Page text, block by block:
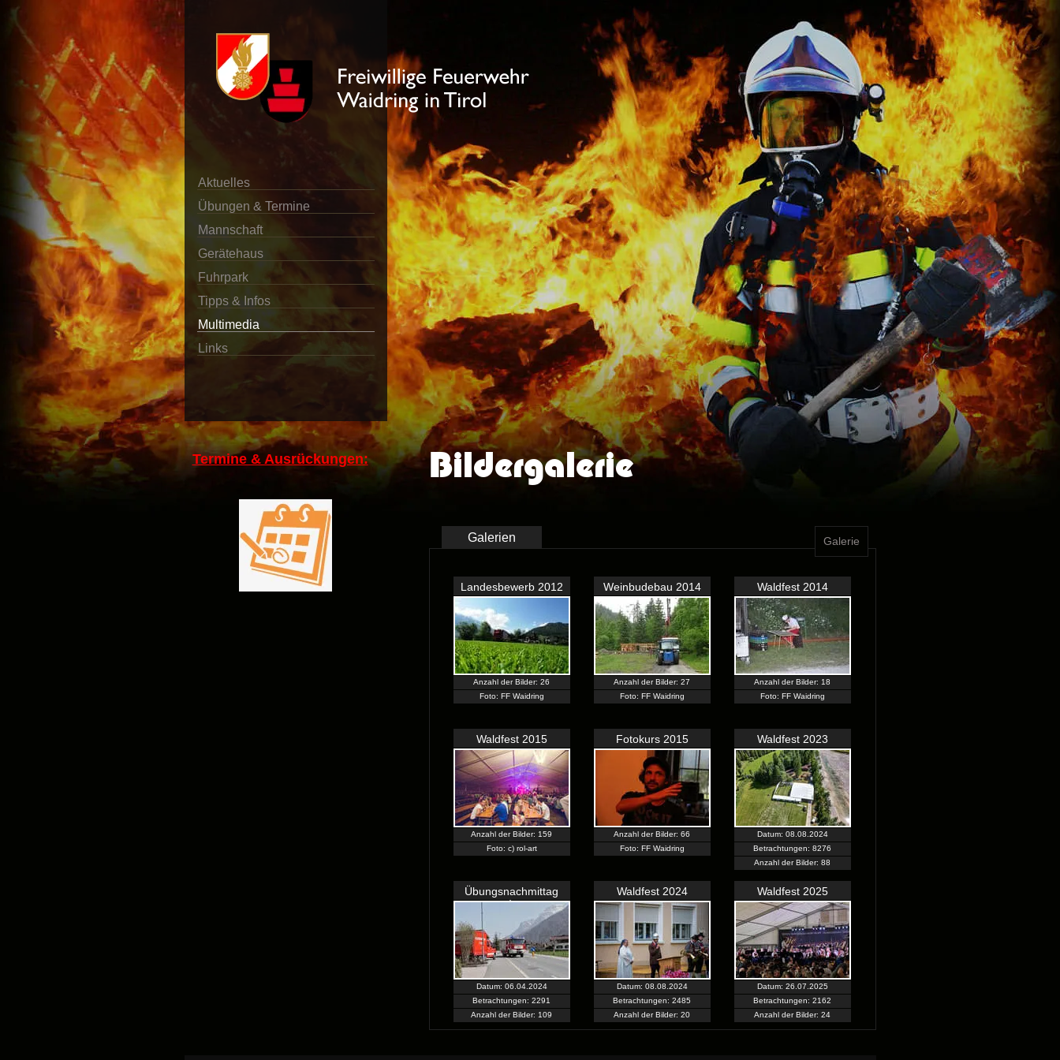
Aktuelles
Übungen & Termine
Mannschaft
Gerätehaus
Fuhrpark
Tipps & Infos
Multimedia
Links
Termine & Ausrückungen: Bildergalerie
Galerie
Galerien
Landesbewerb 2012
Anzahl der Bilder: 26
Foto: FF Waidring
Weinbudebau 2014
Anzahl der Bilder: 27
Foto: FF Waidring
Waldfest 2014
Anzahl der Bilder: 18
Foto: FF Waidring
Waldfest 2015
Anzahl der Bilder: 159
Foto: c) rol-art
Fotokurs 2015
Anzahl der Bilder: 66
Foto: FF Waidring
Waldfest 2023
Datum: 08.08.2024
Betrachtungen: 8276
Anzahl der Bilder: 88
Übungsnachmittag
M� ...
Datum: 06.04.2024
Betrachtungen: 2291
Anzahl der Bilder: 109
Waldfest 2024
Datum: 08.08.2024
Betrachtungen: 2485
Anzahl der Bilder: 20
Waldfest 2025
Datum: 26.07.2025
Betrachtungen: 2162
Anzahl der Bilder: 24